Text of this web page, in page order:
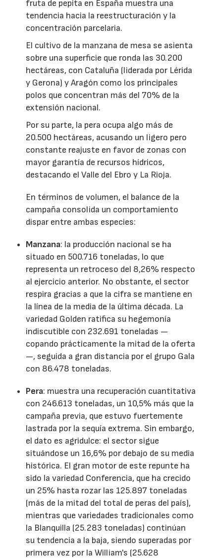
fruta de pepita en España muestra una
tendencia hacia la reestructuración y la
concentración parcelaria.
El cultivo de la manzana de mesa se asienta
sobre una superficie que ronda las 30.200
hectáreas, con Cataluña (liderada por Lérida
y Gerona) y Aragón como los principales
polos que concentran más del 70% de la
extensión nacional.
Por su parte, la pera ocupa algo más de
20.500 hectáreas, acusando un ligero pero
constante reajuste en favor de zonas con
mayor garantía de recursos hídricos,
destacando el Valle del Ebro y La Rioja.
En términos de volumen, el balance de la
campaña consolida un comportamiento
dispar entre ambas especies:
Manzana: la producción nacional se ha
situado en 500.716 toneladas, lo que
representa un retroceso del 8,26% respecto
al ejercicio anterior. No obstante, el sector
respira gracias a que la cifra se mantiene en
la línea de la media de la última década. La
variedad Golden ratifica su hegemonía
indiscutible con 232.691 toneladas —
copando prácticamente la mitad de la oferta
—, seguida a gran distancia por el grupo Gala
con 86.478 toneladas.
Pera: muestra una recuperación cuantitativa
con 246.613 toneladas, un 10,5% más que la
campaña previa, que estuvo fuertemente
lastrada por la sequía extrema. Sin embargo,
el dato es agridulce: el sector sigue
situándose un 16,6% por debajo de su media
histórica. El gran motor de este repunte ha
sido la variedad Conferencia, que ha crecido
un 25% hasta rozar las 125.897 toneladas
(más de la mitad del total de peras del país),
mientras que variedades tradicionales como
la Blanquilla (25.283 toneladas) continúan
su tendencia a la baja, siendo superadas por
primera vez por la William's (25.628